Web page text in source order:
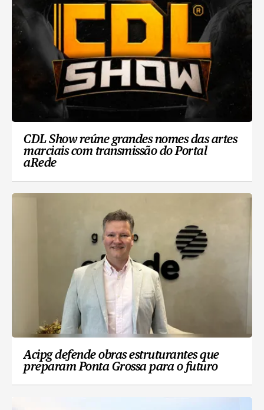
CDL Show reúne grandes nomes das artes
marciais com transmissão do Portal
aRede
Acipg defende obras estruturantes que
preparam Ponta Grossa para o futuro